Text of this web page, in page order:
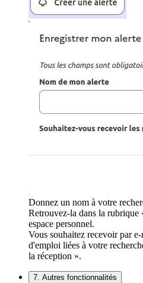
Donnez un nom à votre
Retrouvez-la dans la rubrique
espace personnel.
Vous souhaitez recevoir par
d'emploi liées à votre
la réception ».
7. Autres fonctionnalités